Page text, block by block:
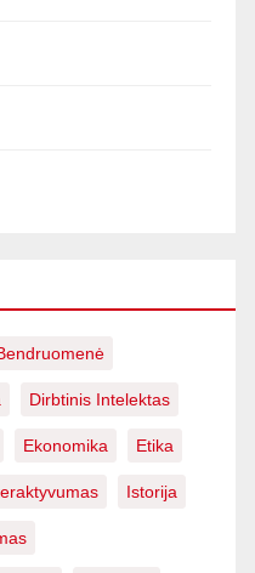
Dirbtinis Intelektas
Ekonomika Etika
Istorija